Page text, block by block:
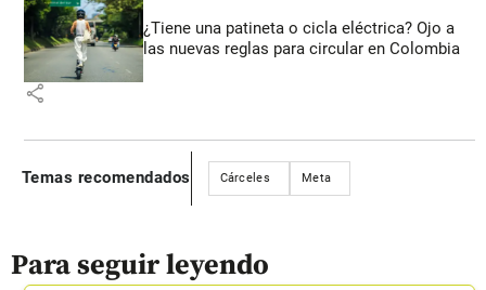
¿Tiene una patineta o cicla eléctrica? Ojo a
las nuevas reglas para circular en Colombia
share
Temas recomendados Cárceles Meta
Para seguir leyendo